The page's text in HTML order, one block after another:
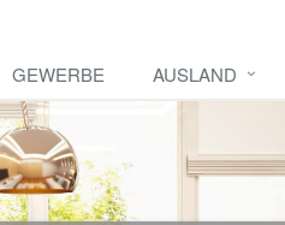
GEWERBE AUSLAND